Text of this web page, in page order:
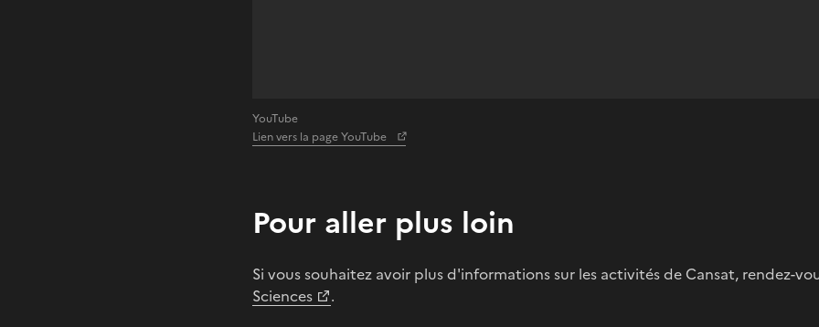
YouTube
Lien vers la page YouTube
Pour aller plus loin
Si vous souhaitez avoir plus d'informations sur les activités de Cansat, rendez-
Sciences
.